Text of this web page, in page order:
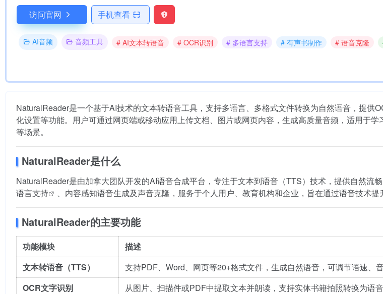
访问官网 手机查看
AI音频 音频工具 # AI文本转语音 # OCR识别 # 多语言支持 # 有声书制作 # 语音克隆
NaturalReader是一个基于AI技术的文本转语音工具，支持多语言、多格式文件转换为自然语音，提供
化设置等功能。用户可通过网页端或移动应用上传文档、图片或网页内容，生成高质量音频，适用于
等场景。
NaturalReader是什么
NaturalReader是由加拿大团队开发的AI语音合成平台，专注于文本到语音（TTS）技术，提供自然流
语言支持
、内容感知语音生成及声音克隆，服务于个人用户、教育机构和企业，旨在通过语音技术提
NaturalReader的主要功能
功能模块
描述
文本转语音（TTS）
支持PDF、Word、网页等20+格式文件，生成自然语音，可调节语速、音
OCR文字识别
从图片、扫描件或PDF中提取文本并朗读，支持实体书籍拍照转换为语音